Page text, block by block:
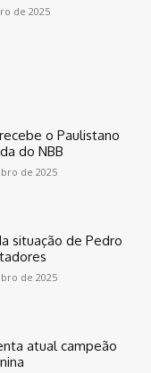
de 2025
o Paulistano
do NBB
de 2025
situação de Pedro
de 2025
atual campeão